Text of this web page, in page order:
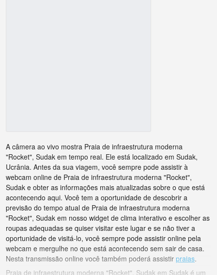
A câmera ao vivo mostra Praia de infraestrutura moderna
"Rocket", Sudak em tempo real. Ele está localizado em Sudak,
Ucrânia. Antes da sua viagem, você sempre pode assistir à
webcam online de Praia de infraestrutura moderna "Rocket",
Sudak e obter as informações mais atualizadas sobre o que está
acontecendo aqui. Você tem a oportunidade de descobrir a
previsão do tempo atual de Praia de infraestrutura moderna
"Rocket", Sudak em nosso widget de clima interativo e escolher as
roupas adequadas se quiser visitar este lugar e se não tiver a
oportunidade de visitá-lo, você sempre pode assistir online pela
webcam e mergulhe no que está acontecendo sem sair de casa.
Nesta transmissão online você também poderá assistir praias.
Praia de infraestrutura moderna "Rocket", Sudak em Sudak é um